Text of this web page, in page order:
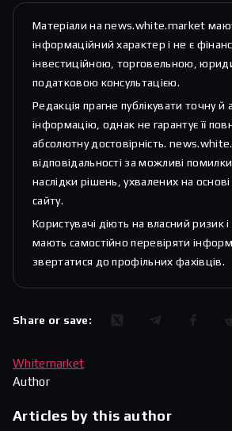
Матеріали на news.white.market
інформаційний характер і не є
інвестиційною, торговельною,
податковою консультацією.
Редакція прагне публікувати точну й
інформацію, однак не гарантує її
абсолютну достовірність.
відповідальності за можливі
наслідки рішень, ухвалених на основі
сайту.
Користувачі діють на власний ризик
мають самостійно перевіряти
звертатися до профільних фахівців.
Share or save:
Whitemarket
Author
Articles by this author